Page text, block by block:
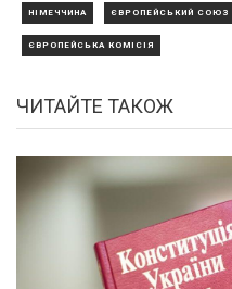
НІМЕЧЧИНА ЄВРОПЕЙСЬКИЙ СОЮЗ
ЄВРОПЕЙСЬКА КОМІСІЯ
ЧИТАЙТЕ ТАКОЖ